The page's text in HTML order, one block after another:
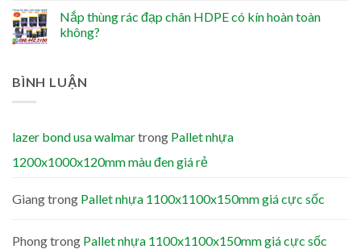
Nắp thùng rác đạp chân HDPE có kín hoàn toàn
không?
BÌNH LUẬN
lazer bond usa walmartrong Pallet nhựa
1200x1000x120mm màu đen giá rẻ
Giangtrong Pallet nhựa 1100x1100x150mm giá cực sốc
Phongtrong Pallet nhựa 1100x1100x150mm giá cực sốc